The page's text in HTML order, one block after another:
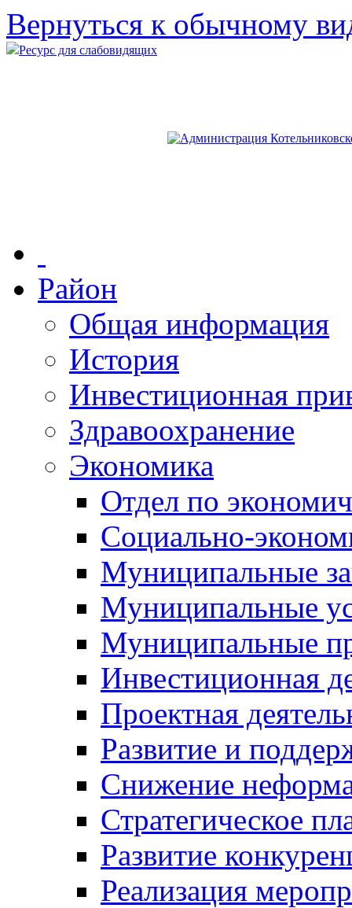
Вернуться к обычному
Ресурс для слабовидящих
Район
Общая информация
История
Инвестиционная
Здравоохранение
Экономика
Отдел по
Социально-
Муниципальные
Муниципальные
Муниципальные
Инвестиционная
Проектная
Развитие и
Снижение
Стратегическое
Развитие
Реализация